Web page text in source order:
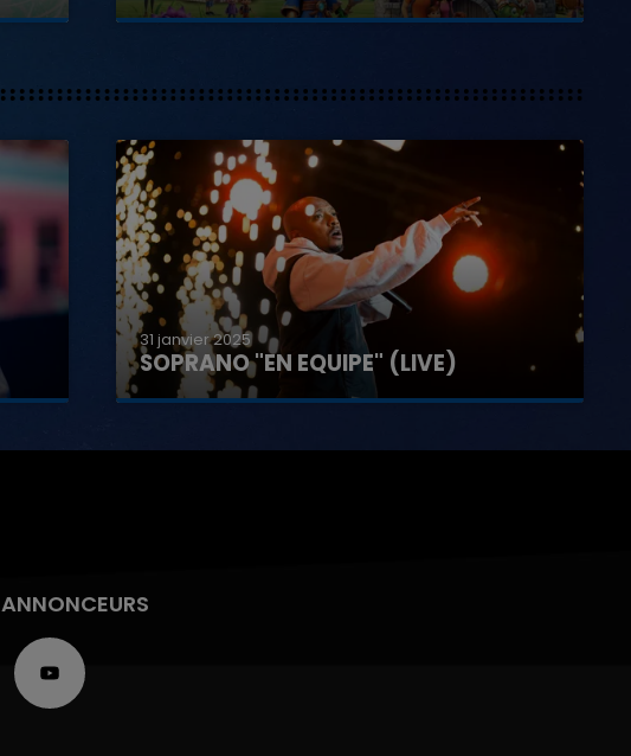
31 janvier 2025
SOPRANO "EN EQUIPE" (LIVE)
ANNONCEURS